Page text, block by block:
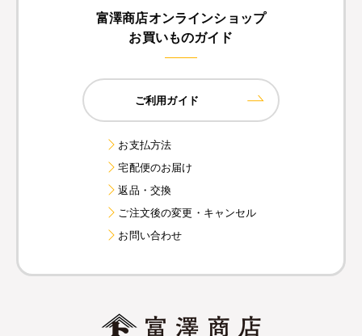
富澤商店オンラインショップ
お買いものガイド
ご利用ガイド
お支払方法
宅配便のお届け
返品・交換
ご注文後の変更・キャンセル
お問い合わせ